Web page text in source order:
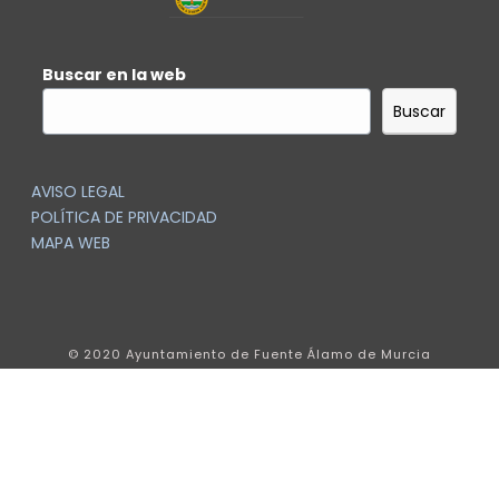
Buscar en la web
Buscar
AVISO LEGAL
POLÍTICA DE PRIVACIDAD
MAPA WEB
© 2020 Ayuntamiento de Fuente Álamo de Murcia